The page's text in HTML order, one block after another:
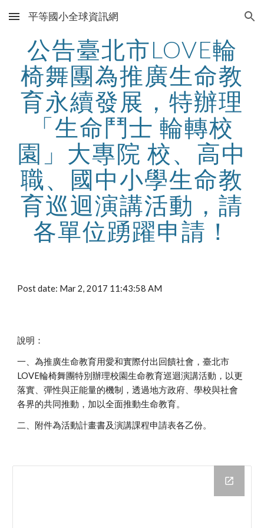
Skip to main content Skip to navigation
平等國小全球資訊網
公告臺北市LOVE輪
椅舞團為推廣生命教
育永續發展，特辦理
「生命鬥士 輪轉校
園」大專院 校、高中
職、國中小學生命教
育巡迴演講活動，請
各單位踴躍申請！
Post date: Mar 2, 2017 11:43:58 AM
說明：
一、為推廣生命教育用愛和實際付出回饋社會，臺北市
LOVE輪椅舞團特別辦理校園生命教育巡迴演講活動，以更
落實、彈性與正能量的機制，透過地方政府、學校與社會
各界的共同推動，加以全面推動生命教育。
二、附件為活動計畫書及演講課程申請表各乙份。